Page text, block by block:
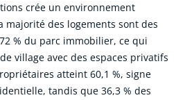
crée un environnement
majorité des logements sont des
% du parc immobilier, ce qui
village avec des espaces privatifs
atteint 60,1 %, signe
tandis que 36,3 % des